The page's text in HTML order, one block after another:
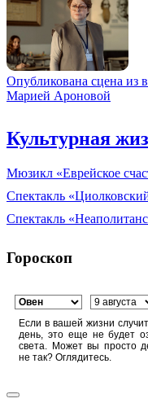
Опубликована сцена из
Марией Ароновой
Культурная
Мюзикл «Еврейское
Спектакль
Спектакль
Гороскоп
Если в вашей жизни
день, это еще не будет
света. Может вы просто
не так? Оглядитесь.